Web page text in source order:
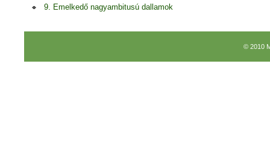
9. Emelkedő nagyambitusú dallamok
© 2010